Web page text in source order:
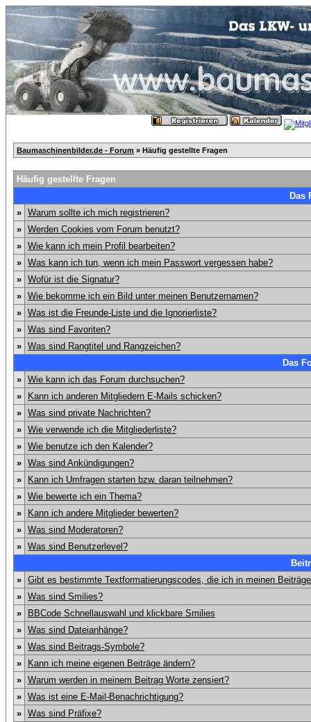
Baumaschinenbilder.de - Forum » Häufig gestellte Fragen
Häufig gestellte Fragen
Das
» Warum sollte ich mich registrieren?
» Werden Cookies vom Forum benutzt?
» Wie kann ich mein Profil bearbeiten?
» Was kann ich tun, wenn ich mein Passwort vergessen habe?
» Wofür ist die Signatur?
» Wie bekomme ich ein Bild unter meinen Benutzernamen?
» Was ist die Freunde-Liste und die Ignorierliste?
» Was sind Favoriten?
» Was sind Rangtitel und Rangzeichen?
Das
» Wie kann ich das Forum durchsuchen?
»
Kann ich anderen Mitgliedern E-Mails schicken?
» Was sind private Nachrichten?
» Wie verwende ich die Mitgliederliste?
» Wie benutze ich den Kalender?
» Was sind Ankündigungen?
»
Kann ich Umfragen starten bzw. daran teilnehmen?
» Wie bewerte ich ein Thema?
»
Kann ich andere Mitglieder bewerten?
» Was sind Moderatoren?
» Was sind Benutzerlevel?
» Gibt es bestimmte Textformatierungscodes, die ich in meinen
» Was sind Smilies?
»
BBCode Schnellauswahl und klickbare Smilies
» Was sind Dateianhänge?
» Was sind Beitrags-Symbole?
»
Kann ich meine eigenen Beiträge ändern?
» Warum werden in meinem Beitrag Worte zensiert?
» Was ist eine E-Mail-Benachrichtigung?
» Was sind Präfixe?